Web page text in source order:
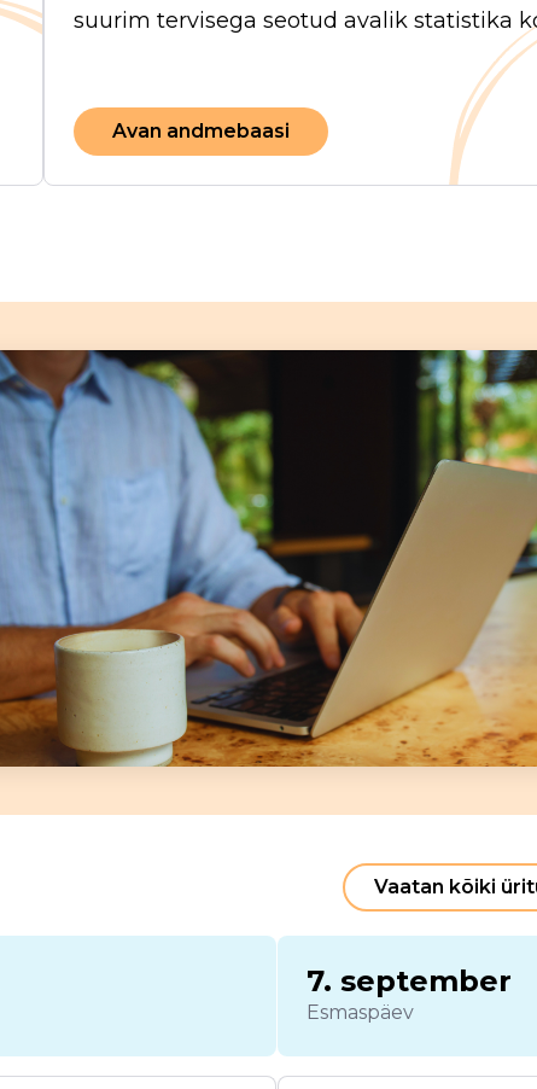
suurim tervisega seotud avalik statistika
Avan andmebaasi
Vaatan kõiki
7. september
Esmaspäev